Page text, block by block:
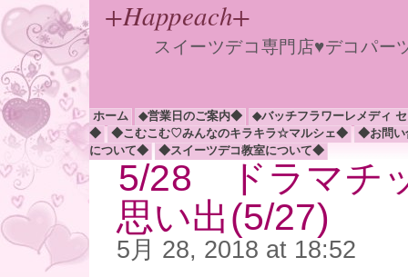
+Happeach+
スイーツデコ専門店♥デコパ
ホーム ◆営業日のご案内◆
◆バッチフラワーレメディ
◆
◆こむこむ♡みんなのキラキラ☆マルシェ◆
◆お問
について◆
◆スイーツデコ教室について◆
5/28 ドラマチ
思い出(5/27)
5月 28, 2018 at 18:52